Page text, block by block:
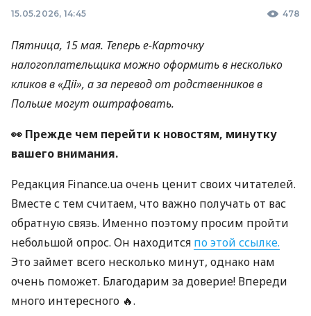
15.05.2026, 14:45 478
Пятница, 15 мая. Теперь е-Карточку
налогоплательщика можно оформить в несколько
кликов в «Дії», а за перевод от родственников в
Польше могут оштрафовать.
👀 Прежде чем перейти к новостям, минутку
вашего внимания.
Редакция Finance.ua очень ценит своих читателей.
Вместе с тем считаем, что важно получать от вас
обратную связь. Именно поэтому просим пройти
небольшой опрос. Он находится по этой ссылке.
Это займет всего несколько минут, однако нам
очень поможет. Благодарим за доверие! Впереди
много интересного 🔥.